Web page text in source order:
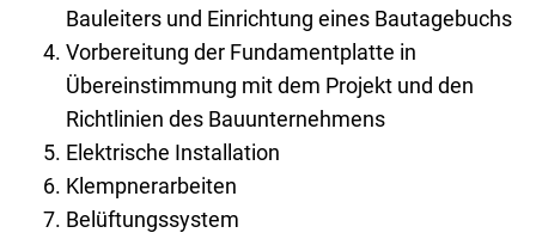
Bauleiters und Einrichtung eines Bautagebuchs
Vorbereitung der Fundamentplatte in
Übereinstimmung mit dem Projekt und den
Richtlinien des Bauunternehmens
Elektrische Installation
Klempnerarbeiten
Belüftungssystem